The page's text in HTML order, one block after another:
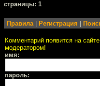
cтраницы: 1
Правила| Регистрация
Комментарий появится на
модератором!
имя:
пароль: